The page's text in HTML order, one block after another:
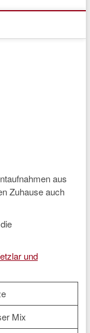
aus
Zuhause auch
und
Mix